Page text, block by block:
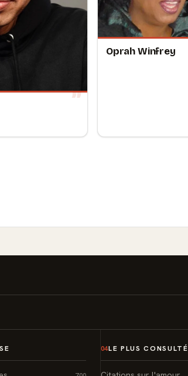
Oprah Winfrey
04LE PLUS CONSULTÉ